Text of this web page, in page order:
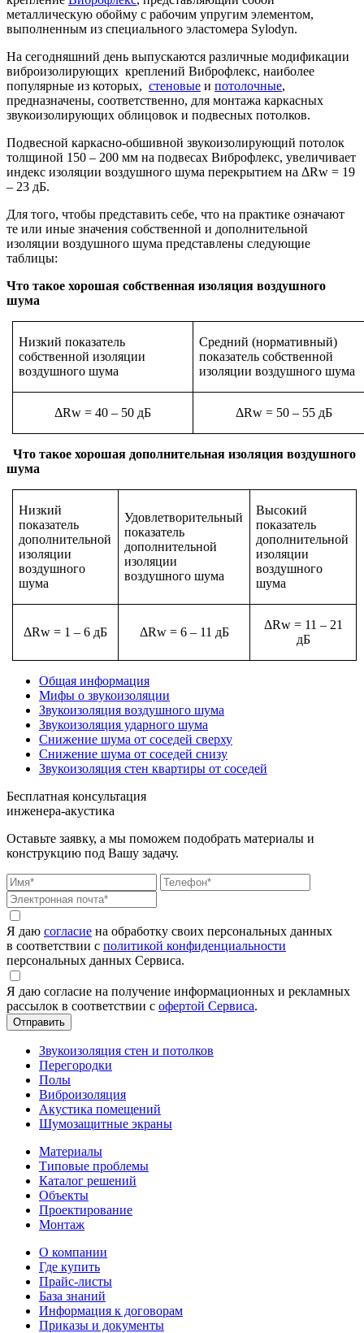
металлическую обойму с рабочим упругим элементом,
выполненным из специального эластомера Sylodyn.
На сегодняшний день выпускаются различные модификации
виброизолирующих креплений Виброфлекс, наиболее
популярные из которых, стеновые и потолочные,
предназначены, соответственно, для монтажа каркасных
звукоизолирующих облицовок и подвесных потолков.
Подвесной каркасно-обшивной звукоизолирующий потолок
толщиной 150 – 200 мм на подвесах Виброфлекс, увеличивает
индекс изоляции воздушного шума перекрытием на ΔRw = 19
– 23 дБ.
Для того, чтобы представить себе, что на практике означают
те или иные значения собственной и дополнительной
изоляции воздушного шума представлены следующие
таблицы:
Что такое хорошая собственная изоляция воздушного
шума
Низкий показатель
собственной изоляции
воздушного шума
Средний (нормативный)
показатель собственной
изоляции воздушного шума
ΔRw = 40 – 50 дБ ΔRw = 50 – 55 дБ
Что такое хорошая дополнительная изоляция воздушного
шума
Низкий
показатель
дополнительной
изоляции
воздушного
шума
Удовлетворительный
показатель
дополнительной
изоляции
воздушного шума
Высокий
показатель
дополнительной
изоляции
воздушного
шума
ΔRw = 1 – 6 дБ ΔRw = 6 – 11 дБ
ΔRw = 11 – 21
дБ
Общая информация
Мифы о звукоизоляции
Звукоизоляция воздушного шума
Звукоизоляция ударного шума
Снижение шума от соседей сверху
Снижение шума от соседей снизу
Звукоизоляция стен квартиры от соседей
Бесплатная консультация
инженера-акустика
Оставьте заявку, а мы поможем подобрать материалы и
конструкцию под Вашу задачу.
Я даю согласие на обработку своих персональных данных
в соответствии с политикой конфиденциальности
персональных данных Сервиса.
Я даю согласие на получение информационных и рекламных
рассылок в соответствии с офертой Сервиса.
Звукоизоляция стен и потолков
Перегородки
Полы
Виброизоляция
Акустика помещений
Шумозащитные экраны
Материалы
Типовые проблемы
Каталог решений
Объекты
Проектирование
Монтаж
О компании
Где купить
Прайс-листы
База знаний
Информация к договорам
Приказы и документы